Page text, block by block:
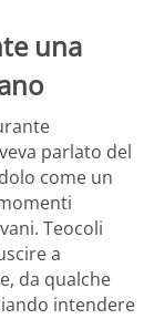
una
parlato del
come un
Teocoli
a
da qualche
intendere